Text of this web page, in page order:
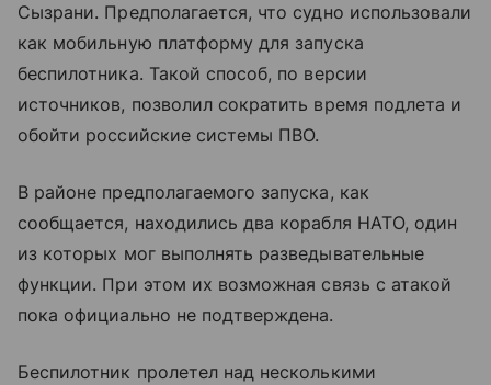
Сызрани. Предполагается, что судно использовали
как мобильную платформу для запуска
беспилотника. Такой способ, по версии
источников, позволил сократить время подлета и
обойти российские системы ПВО.
В районе предполагаемого запуска, как
сообщается, находились два корабля НАТО, один
из которых мог выполнять разведывательные
функции. При этом их возможная связь с атакой
пока официально не подтверждена.
Беспилотник пролетел над несколькими